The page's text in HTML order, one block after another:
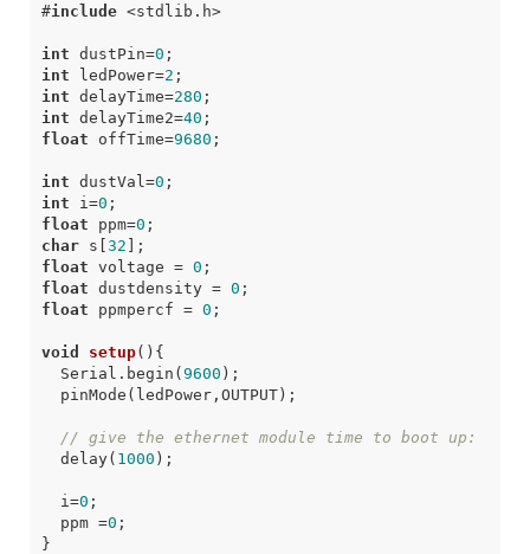
#include <stdlib.h>
int dustPin=0 ;
int
ledPower=2 ;
int delayTime=280 ;
int delayTime2=40 ;
float
offTime=9680 ;
int dustVal =0 ;
int
i =0 ;
float
ppm=0 ;
char
s [32 ];
float voltage = 0 ;
float dustdensity = 0 ;
float
ppmpercf = 0 ;
void setup() {
Serial . begin (9600 );
pinMode ( ledPower, OUTPUT);
// give the ethernet module time to boot up:
delay( 1000 );
i =0 ;
ppm =0 ;
}